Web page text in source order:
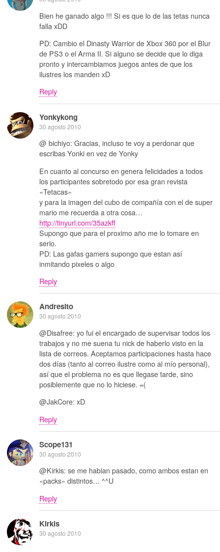
Bien he ganado algo !!! Si es que lo de las tetas nunca
falla xDD
PD: Cambio el Dinasty Warrior de Xbox 360 por el Blur
de PS3 o el Arma II. Si alguno se decide que lo diga
pronto y intercambiamos juegos antes de que los
ilustres los manden xD
Reply
Yonkykong
30 agosto 2010
@ bichiyo: Gracias, incluso te voy a perdonar que
escribas Yonki en vez de Yonky
En cuanto al concurso en genera felicidades a todos
los participantes sobretodo por esa gran revista
«Tetacas»
y para la imagen del cubo de compañía con el de super
mario me recuerda a otra cosa…
http://tinyurl.com/35azkff
Supongo que para el proximo año me lo tomare en
serio.
PD: Las gafas gamers supongo que estan así
inmitando pixeles o algo
Reply
Andresito
30 agosto 2010
@Disafree: yo fui el encargado de supervisar todos los
trabajos y no me suena tu nick de haberlo visto en la
lista de correos. Aceptamos participaciones hasta hace
dos días (tanto al correo ilustre como al mío personal),
así que el problema no es que llegase tarde, sino
posiblemente que no lo hiciese. =(
@JakCore: xD
Reply
Scope131
30 agosto 2010
@Kirkis: se me habian pasado, como ambos estan en
«packs» distintos… ^^U
Reply
Kirkis
30 agosto 2010